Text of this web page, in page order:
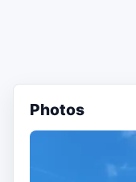
Photos